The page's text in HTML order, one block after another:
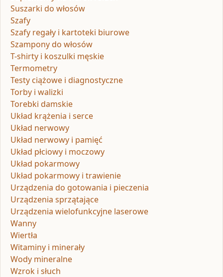
Suszarki do włosów
Szafy
Szafy regały i kartoteki biurowe
Szampony do włosów
T-shirty i koszulki męskie
Termometry
Testy ciążowe i diagnostyczne
Torby i walizki
Torebki damskie
Układ krążenia i serce
Układ nerwowy
Układ nerwowy i pamięć
Układ płciowy i moczowy
Układ pokarmowy
Układ pokarmowy i trawienie
Urządzenia do gotowania i pieczenia
Urządzenia sprzątające
Urządzenia wielofunkcyjne laserowe
Wanny
Wiertła
Witaminy i minerały
Wody mineralne
Wzrok i słuch